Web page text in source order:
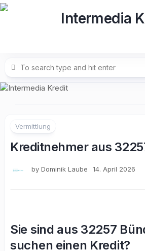
Skip
Vermittlung
Kreditnehmer aus
by Dominik Laube 14. April 2026
Sie sind aus 32257
suchen einen Kredit?